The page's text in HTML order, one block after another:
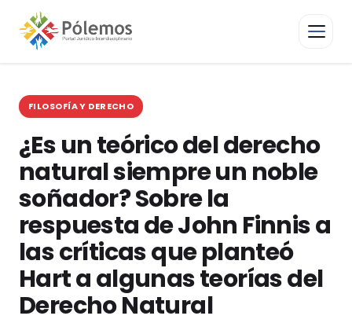
FILOSOFÍA Y DERECHO
¿Es un teórico del derecho
natural siempre un noble
soñador? Sobre la
respuesta de John Finnis a
las críticas que planteó
Hart a algunas teorías del
Derecho Natural